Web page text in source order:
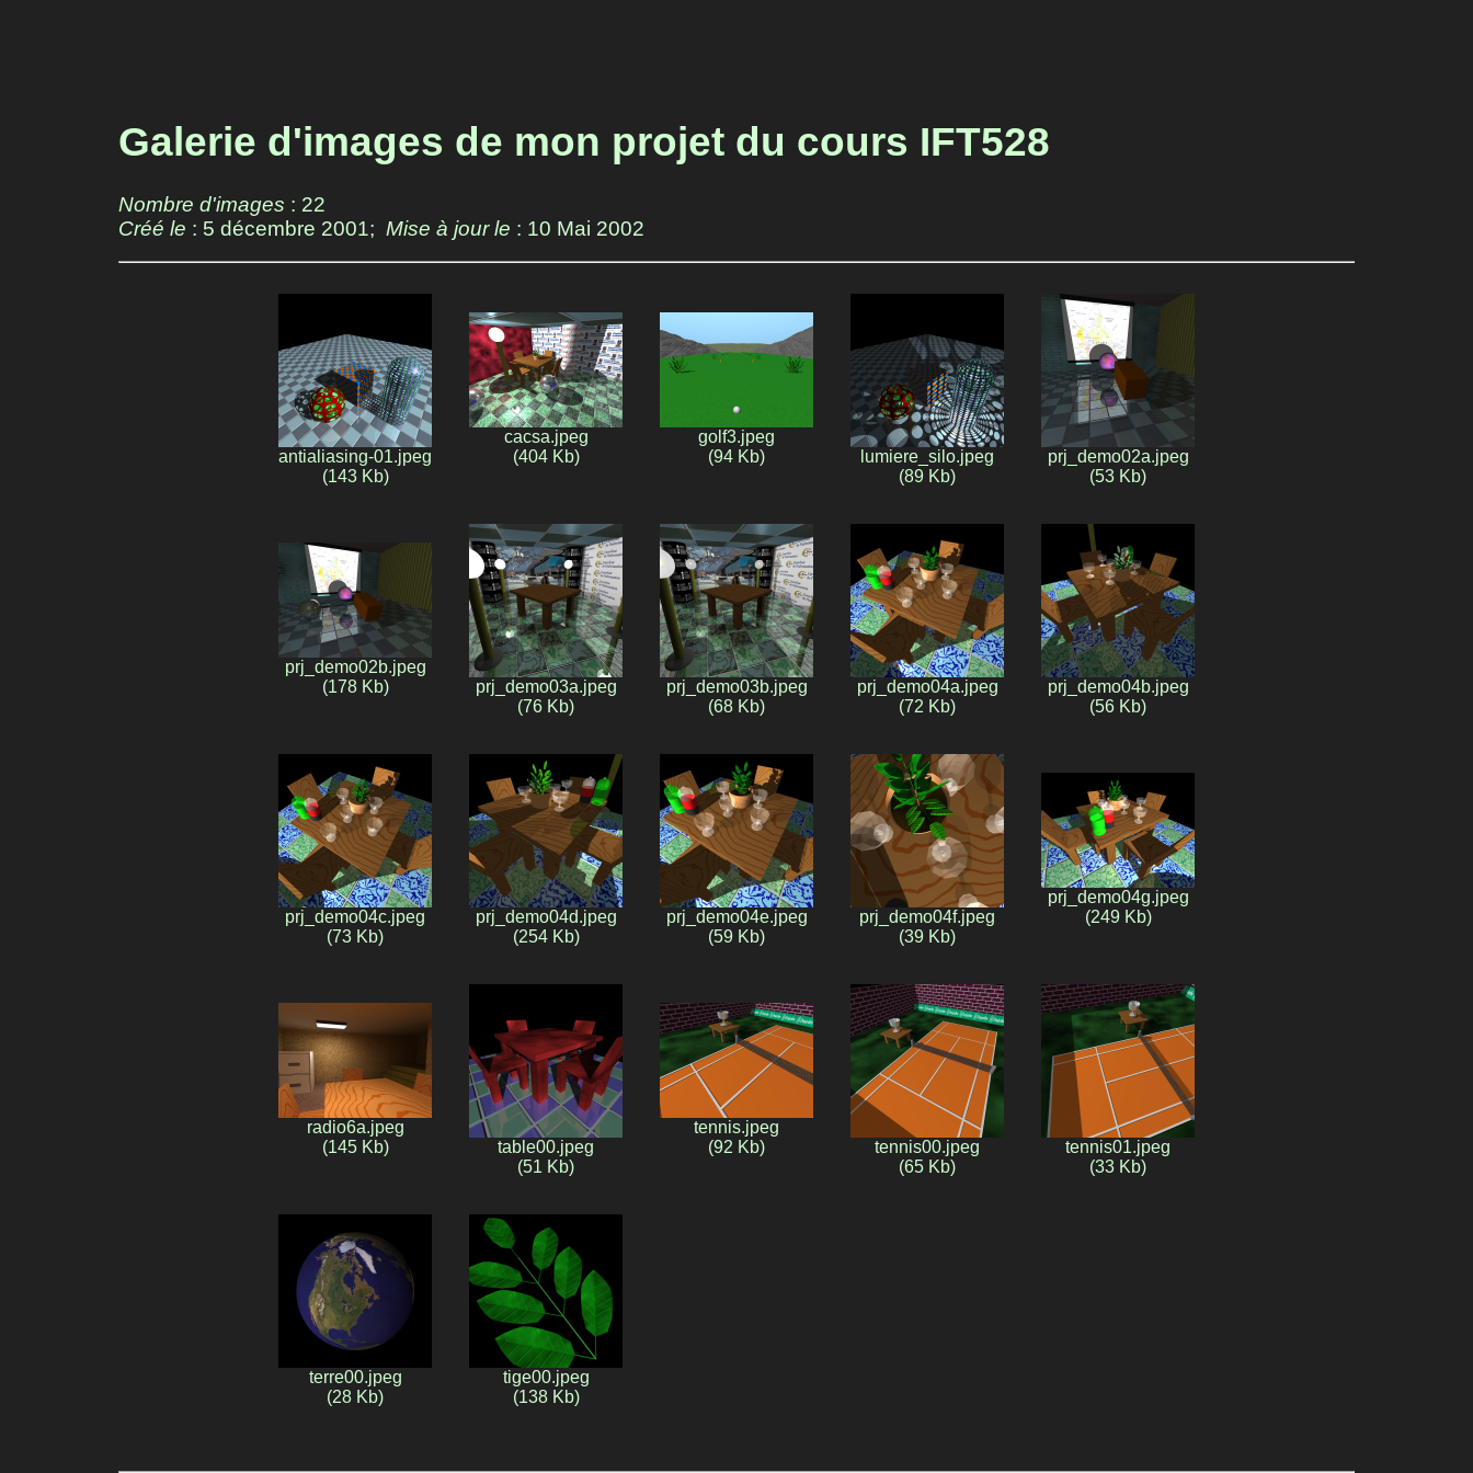
Galerie d'images de mon projet du cours IFT528
Nombre d'images : 22
Créé le : 5 décembre 2001; Mise à jour le : 10 Mai 2002
antialiasing-01.jpeg
(143 Kb)
cacsa.jpeg
(404 Kb)
golf3.jpeg
(94 Kb)
lumiere_silo.jpeg
(89 Kb)
prj_demo02a.jpeg
(53 Kb)
prj_demo02b.jpeg
(178 Kb)
prj_demo03a.jpeg
(76 Kb)
prj_demo03b.jpeg
(68 Kb)
prj_demo04a.jpeg
(72 Kb)
prj_demo04b.jpeg
(56 Kb)
prj_demo04c.jpeg
(73 Kb)
prj_demo04d.jpeg
(254 Kb)
prj_demo04e.jpeg
(59 Kb)
prj_demo04f.jpeg
(39 Kb)
prj_demo04g.jpeg
(249 Kb)
radio6a.jpeg
(145 Kb)
table00.jpeg
(51 Kb)
tennis.jpeg
(92 Kb)
tennis00.jpeg
(65 Kb)
tennis01.jpeg
(33 Kb)
terre00.jpeg
(28 Kb)
tige00.jpeg
(138 Kb)